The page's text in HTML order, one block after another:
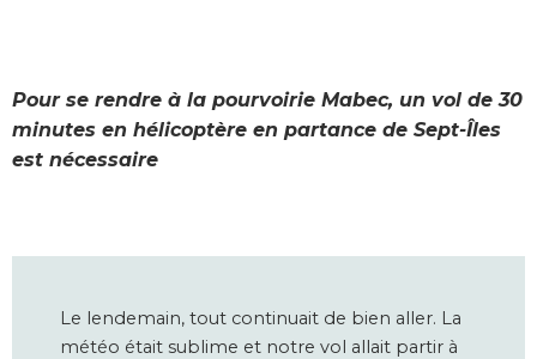
Pour se rendre à la pourvoirie Mabec, un vol de 30
minutes en hélicoptère en partance de Sept-Îles
est nécessaire
Le lendemain, tout continuait de bien aller. La
météo était sublime et notre vol allait partir à